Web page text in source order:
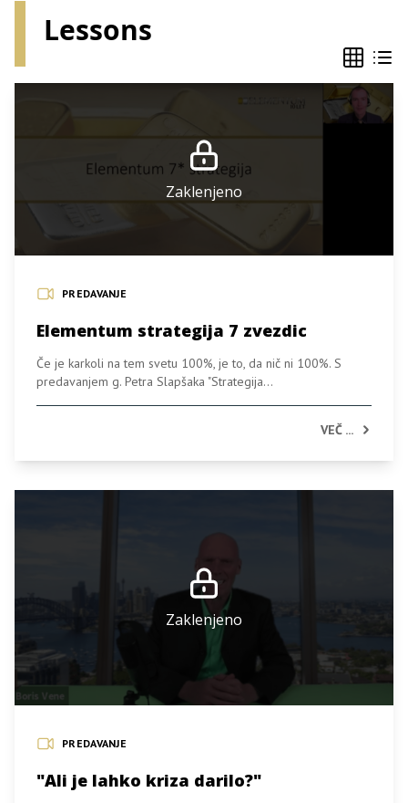
Lessons
Zaklenjeno
PREDAVANJE
Elementum strategija 7 zvezdic
Če je karkoli na tem svetu 100%, je to, da nič ni 100%. S
predavanjem g. Petra Slapšaka "Strategija...
VEČ ...
Zaklenjeno
PREDAVANJE
"Ali je lahko kriza darilo?"